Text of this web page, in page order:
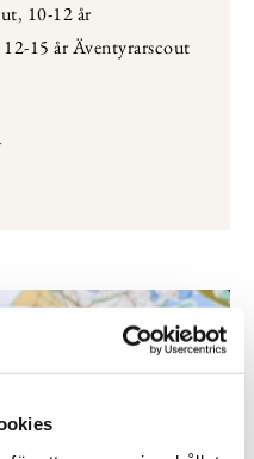
, 10-12 år
12-15 år Äventyrarscout